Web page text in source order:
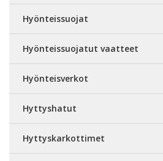
Hyönteissuojat
Hyönteissuojatut vaatteet
Hyönteisverkot
Hyttyshatut
Hyttyskarkottimet